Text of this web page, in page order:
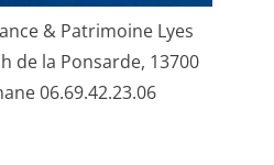
& Patrimoine Lyes
de la Ponsarde, 13700
06.69.42.23.06